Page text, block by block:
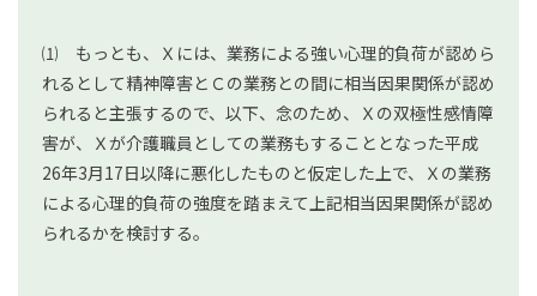
⑴ もっとも、Ｘには、業務による強い心理的負荷が認めら
れるとして精神障害とＣの業務との間に相当因果関係が認め
られると主張するので、以下、念のため、Ｘの双極性感情障
害が、Ｘが介護職員としての業務もすることとなった平成
26年3月17日以降に悪化したものと仮定した上で、Ｘの業務
による心理的負荷の強度を踏まえて上記相当因果関係が認め
られるかを検討する。